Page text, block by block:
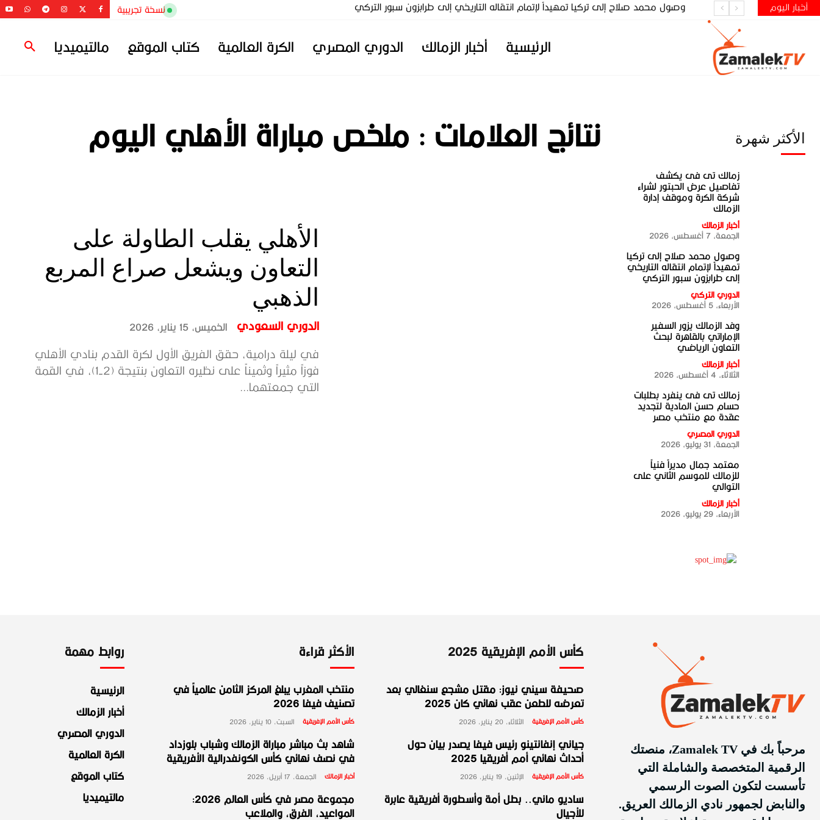
نسخة تجريبية أخبار اليوم وصول محمد صلاح إلى تركيا تمهيداً لإتمام انتقاله التاريخي إلى طرابزون سبور التركي
الرئيسية أخبار الزمالك الدوري المصري الكرة العالمية كتاب الموقع مالتيميديا
نتائج العلامات : ملخص مباراة الأهلي اليوم
الأهلي يقلب الطاولة على
التعاون ويشعل صراع المربع
الذهبي
الدوري السعودي الخميس، 15 يناير، 2026
في ليلة درامية، حقق الفريق الأول لكرة القدم بنادي الأهلي
فوزاً مثيراً وثميناً على نظيره التعاون بنتيجة (2-1)، في القمة
التي جمعتهما...
الأكثر شهرة
زمالك تى فى يكشف
تفاصيل عرض الحبتور لشراء
شركة الكرة وموقف إدارة
الزمالك
أخبار الزمالك
الجمعة، 7 أغسطس، 2026
وصول محمد صلاح إلى تركيا
تمهيداً لإتمام انتقاله التاريخي
إلى طرابزون سبور التركي
الدوري التركي
الأربعاء، 5 أغسطس، 2026
وفد الزمالك يزور السفير
الإماراتي بالقاهرة لبحث
التعاون الرياضي
أخبار الزمالك
الثلاثاء، 4 أغسطس، 2026
زمالك تى فى ينفرد بطلبات
حسام حسن المادية لتجديد
عقدة مع منتخب مصر
الدوري المصري
الجمعة، 31 يوليو، 2026
معتمد جمال مديراً فنياً
للزمالك للموسم الثاني على
التوالي
أخبار الزمالك
الأربعاء، 29 يوليو، 2026
روابط مهمة
الرئيسية
أخبار الزمالك
الدوري المصري
الكرة العالمية
كتاب الموقع
مالتيميديا
الأكثر قراءة
منتخب المغرب يبلغ المركز الثامن عالمياً في
تصنيف فيفا 2026
كأس الأمم الإفريقية السبت، 10 يناير، 2026
شاهد بث مباشر مباراة الزمالك وشباب بلوزداد
في نصف نهائي كأس الكونفدرالية الأفريقية
أخبار الزمالك الجمعة، 17 أبريل، 2026
مجموعة مصر في كأس العالم 2026:
المواعيد، الفرق، والملاعب
كأس الأمم الإفريقية 2025
صحيفة سيني نيوز: مقتل مشجع سنغالي بعد
تعرضه للطعن عقب نهائي كان 2025
كأس الأمم الإفريقية الثلاثاء، 20 يناير، 2026
جياني إنفانتينو رئيس فيفا يصدر بيان حول
أحداث نهائي أمم أفريقيا 2025
كأس الأمم الإفريقية الإثنين، 19 يناير، 2026
ساديو ماني.. بطل أمة وأسطورة أفريقية عابرة
للأجيال
مرحباً بك في Zamalek TV، منصتك
الرقمية المتخصصة والشاملة التي
تأسست لتكون الصوت الرسمي
والنابض لجمهور نادي الزمالك العريق.